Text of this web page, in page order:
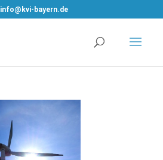
info@kvi-bayern.de
Cookie Plugin
Cookie Banner